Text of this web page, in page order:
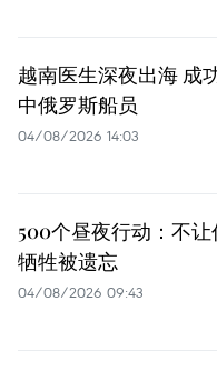
越南医生深夜出海 成
中俄罗斯船员
04/08/2026 14:03
500个昼夜行动：不
牺牲被遗忘
04/08/2026 09:43